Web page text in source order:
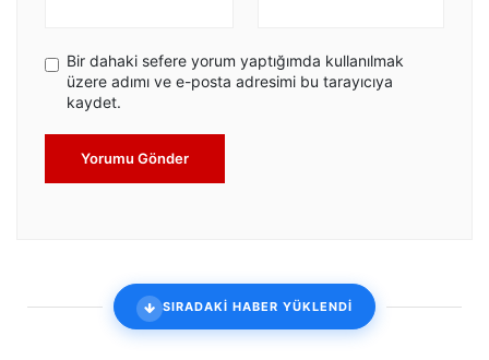
Bir dahaki sefere yorum yaptığımda kullanılmak
üzere adımı ve e-posta adresimi bu tarayıcıya
kaydet.
Yorumu Gönder
SIRADAKİ HABER YÜKLENDİ